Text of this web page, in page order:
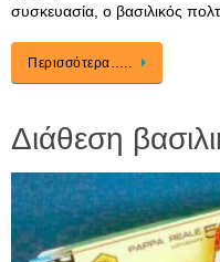
συσκευασία, ο βασιλικός
Περισσότερα…..
Διάθεση